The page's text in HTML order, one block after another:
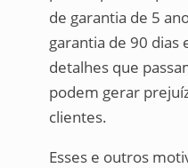
de garantia de 5
garantia de 90 dias
detalhes que
podem gerar
clientes.
Esses e outros